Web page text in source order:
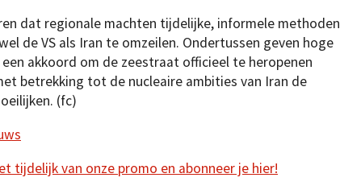
dat regionale machten tijdelijke, informele methoden
de VS als Iran te omzeilen. Ondertussen geven hoge
akkoord om de zeestraat officieel te heropenen
betrekking tot de nucleaire ambities van Iran de
(fc)
tijdelijk van onze promo en abonneer je hier!